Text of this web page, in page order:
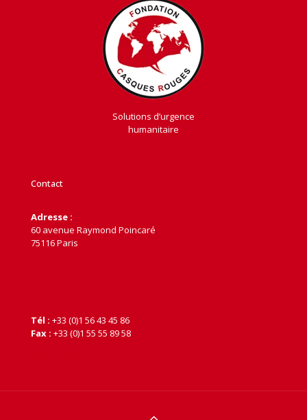
Solutions d’urgence
humanitaire
Contact
Adresse :
60 avenue Raymond Poincaré
75116 Paris
Tél : +33 (0)1 56 43 45 86
Fax : +33 (0)1 55 55 89 58